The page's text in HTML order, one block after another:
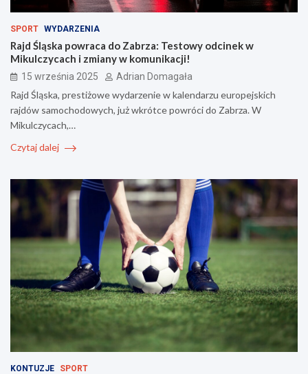
SPORT WYDARZENIA
Rajd Śląska powraca do Zabrza: Testowy odcinek w
Mikulczycach i zmiany w komunikacji!
15 września 2025 Adrian Domagała
Rajd Śląska, prestiżowe wydarzenie w kalendarzu europejskich
rajdów samochodowych, już wkrótce powróci do Zabrza. W
Mikulczycach,…
Czytaj dalej
KONTUZJE SPORT